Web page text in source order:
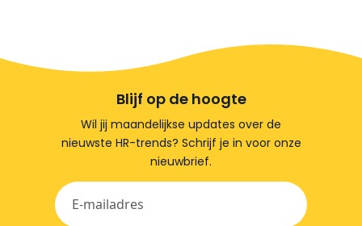
Blijf op de hoogte
Wil jij maandelijkse updates over de
nieuwste HR-trends? Schrijf je in voor onze
nieuwbrief.